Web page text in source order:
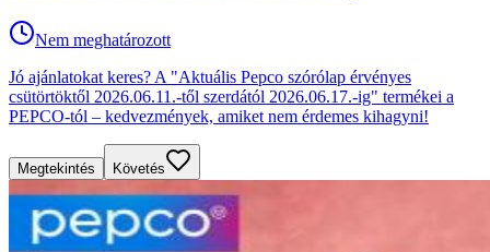
Nem meghatározott
Jó ajánlatokat keres? A "Aktuális Pepco szórólap érvényes
csütörtöktől 2026.06.11.-től szerdától 2026.06.17.-ig" termékei a
PEPCO-tól – kedvezmények, amiket nem érdemes kihagyni!
Megtekintés Követés